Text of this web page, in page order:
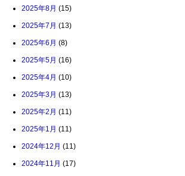
2025年8月 (15)
2025年7月 (13)
2025年6月 (8)
2025年5月 (16)
2025年4月 (10)
2025年3月 (13)
2025年2月 (11)
2025年1月 (11)
2024年12月 (11)
2024年11月 (17)